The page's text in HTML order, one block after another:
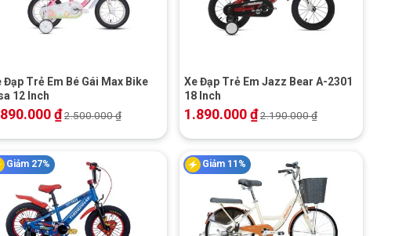
Đạp Trẻ Em Bé Gái Max Bike
12 Inch
₫2.500.000₫
Xe Đạp Trẻ Em Jazz Bear A-2301
18 Inch
1.890.000₫2.190.000₫
Giảm 27% Giảm 11%